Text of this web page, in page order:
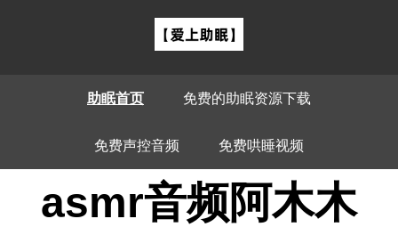
助眠首页 免费的助眠资源下载
免费声控音频 免费哄睡视频
asmr音频阿木木